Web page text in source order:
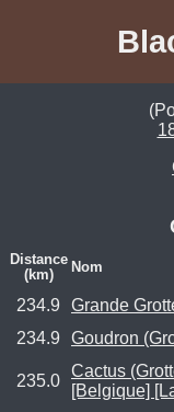
Distance
(km)
Nom
234.9
Grande
234.9
Goudron
235.0
Cactus
[Belgique]